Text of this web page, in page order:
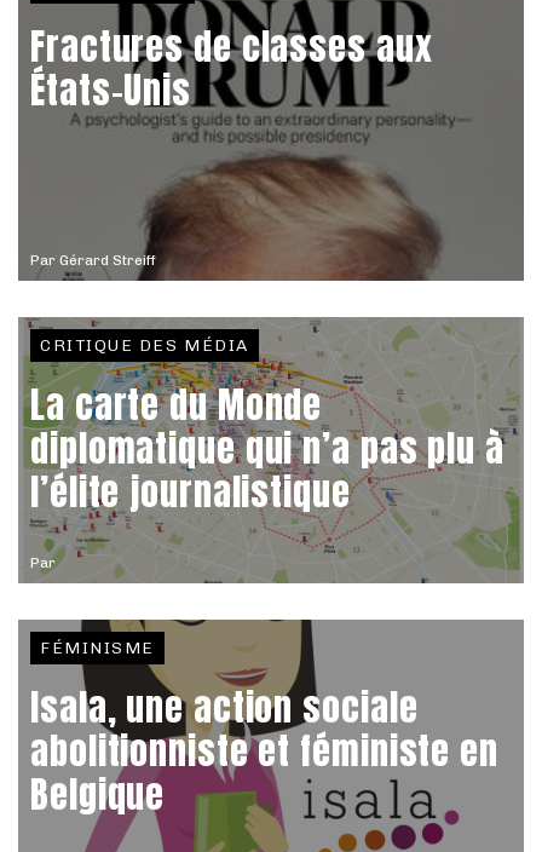
Par Gérard Streiff
Fractures de classes aux
États-Unis
Par
CRITIQUE DES MÉDIA
La carte du Monde
diplomatique qui n’a pas plu à
l’élite journalistique
FÉMINISME
Isala, une action sociale
abolitionniste et féministe en
Belgique